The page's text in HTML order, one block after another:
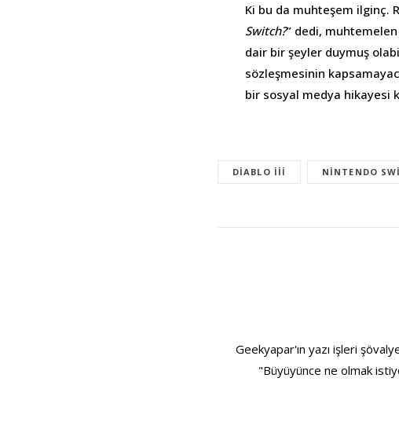
Ki bu da muhteşem ilginç.
Switch?” dedi,
dair bir şeyler duymuş
sözleşmesinin
bir sosyal medya hikayesi
DIABLO III NINTENDO
Geekyapar'ın yazı işleri
"Büyüyünce ne olmak